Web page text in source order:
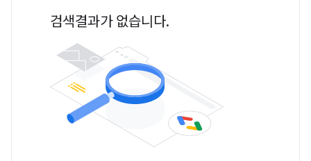
검색결과가 없습니다.